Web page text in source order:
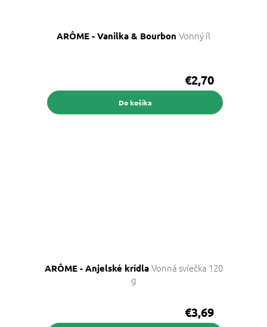
ARÔME - Vanilka & Bourbon Vonný íl
€2,70
Do košíka
ARÔME - Anjelské krídla Vonná svíečka 120
g
€3,69